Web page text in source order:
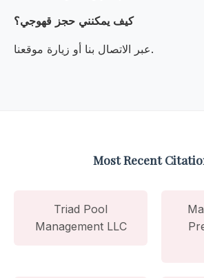
كيف يمكنني حجز قهوجي؟
عبر الاتصال بنا أو زيارة موقعنا.
Most Recent
Triad Pool
Management LLC